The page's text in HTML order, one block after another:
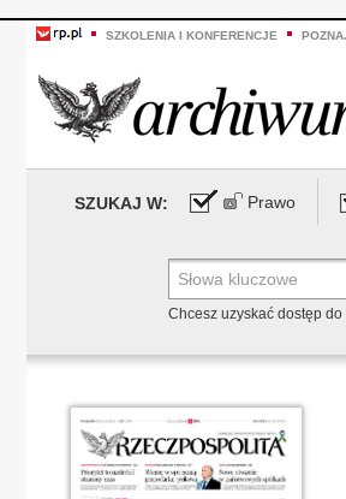
SZKOLENIA I KONFERENCJE
SZUKAJ W: Prawo
Chcesz uzyskać dostęp